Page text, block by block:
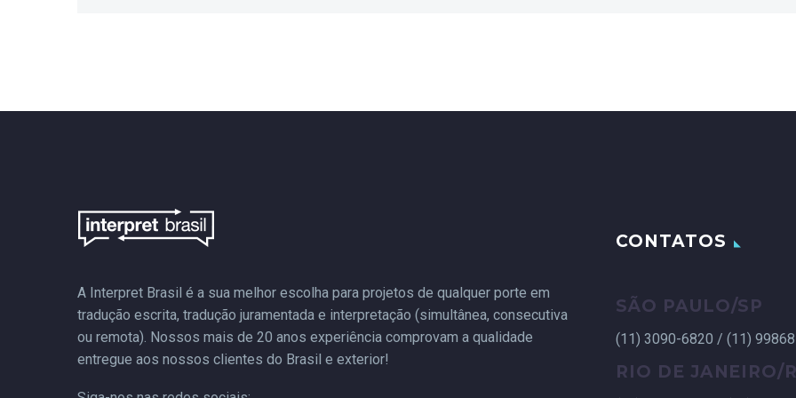
A Interpret Brasil é a sua melhor escolha para projetos de qualquer porte em
tradução escrita, tradução juramentada e interpretação (simultânea, consecutiva
ou remota). Nossos mais de 20 anos experiência comprovam a qualidade
entregue aos nossos clientes do Brasil e exterior!
CONTATOS
SÃO PAULO/SP
(11) 3090-6820 / (11)
RIO DE JANEIRO/